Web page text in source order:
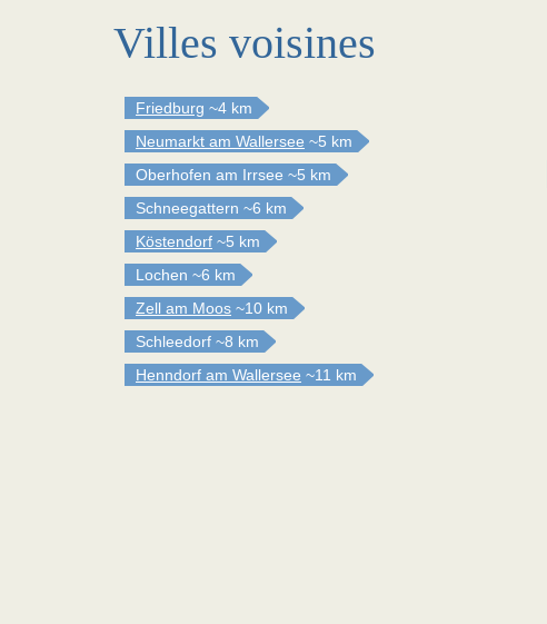
Villes voisines
Friedburg ~4 km
Neumarkt am Wallersee ~5 km
Oberhofen am Irrsee ~5 km
Schneegattern ~6 km
Köstendorf ~5 km
Lochen ~6 km
Zell am Moos ~10 km
Schleedorf ~8 km
Henndorf am Wallersee ~11 km